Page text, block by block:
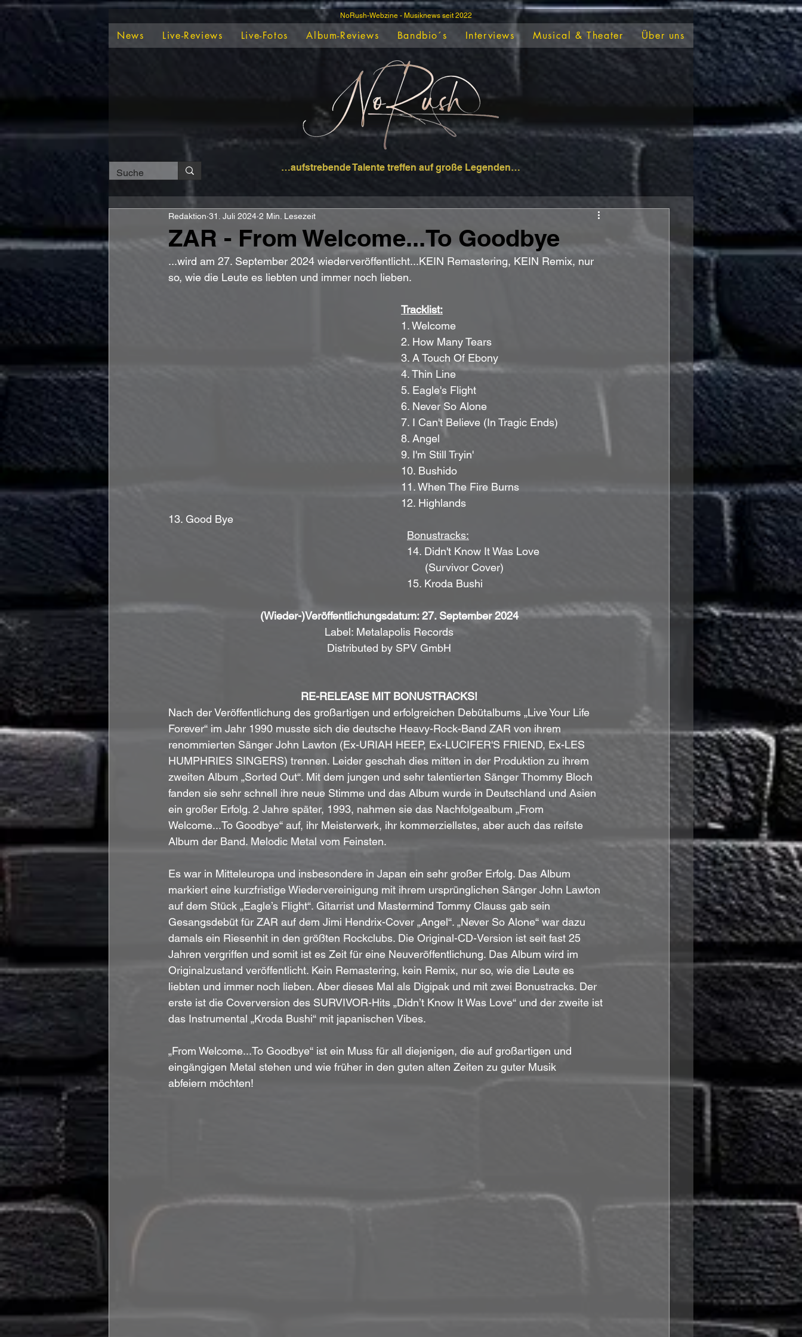
NoRush-Webzine - Musiknews seit 2022
News Live-Reviews Live-Fotos Album-Reviews Bandbio´s Interviews Musical & Theater Über uns
…aufstrebende Talente treffen auf große Legenden…
ZAR - From Welcome...To Goodbye
Redaktion 31. Juli 2024 2 Min. Lesezeit
...wird am 27. September 2024 wiederveröffentlicht...KEIN Remastering, KEIN Remix, nur
so, wie die Leute es liebten und immer noch lieben.
Tracklist:
1. Welcome
2. How Many Tears
3. A Touch Of Ebony
4. Thin Line
5. Eagle's Flight
6. Never So Alone
7. I Can't Believe (In Tragic Ends)
8. Angel
9. I'm Still Tryin'
10. Bushido
11. When The Fire Burns
12. Highlands
13. Good Bye
Bonustracks:
										14. Didn't Know It Was Love
										15. Kroda Bushi
(Wieder-)Veröffentlichungsdatum: 27. September 2024
Label: Metalapolis Records
Distributed by SPV GmbH
RE-RELEASE MIT BONUSTRACKS!
Nach der Veröffentlichung des großartigen und erfolgreichen Debütalbums „Live Your Life
Forever“ im Jahr 1990 musste sich die deutsche Heavy-Rock-Band ZAR von ihrem
renommierten Sänger John Lawton (Ex-URIAH HEEP, Ex-LUCIFER'S FRIEND, Ex-LES
HUMPHRIES SINGERS) trennen. Leider geschah dies mitten in der Produktion zu ihrem
zweiten Album „Sorted Out“. Mit dem jungen und sehr talentierten Sänger Thommy Bloch
fanden sie sehr schnell ihre neue Stimme und das Album wurde in Deutschland und Asien
ein großer Erfolg. 2 Jahre später, 1993, nahmen sie das Nachfolgealbum „From
Welcome...To Goodbye“ auf, ihr Meisterwerk, ihr kommerziellstes, aber auch das reifste
Album der Band. Melodic Metal vom Feinsten.
Es war in Mitteleuropa und insbesondere in Japan ein sehr großer Erfolg. Das Album
markiert eine kurzfristige Wiedervereinigung mit ihrem ursprünglichen Sänger John Lawton
auf dem Stück „Eagle’s Flight“. Gitarrist und Mastermind Tommy Clauss gab sein
Gesangsdebüt für ZAR auf dem Jimi Hendrix-Cover „Angel“. „Never So Alone“ war dazu
damals ein Riesenhit in den größten Rockclubs. Die Original-CD-Version ist seit fast 25
Jahren vergriffen und somit ist es Zeit für eine Neuveröffentlichung. Das Album wird im
Originalzustand veröffentlicht. Kein Remastering, kein Remix, nur so, wie die Leute es
liebten und immer noch lieben. Aber dieses Mal als Digipak und mit zwei Bonustracks. Der
erste ist die Coverversion des SURVIVOR-Hits „Didn’t Know It Was Love“ und der zweite ist
das Instrumental „Kroda Bushi“ mit japanischen Vibes.
„From Welcome...To Goodbye“ ist ein Muss für all diejenigen, die auf großartigen und
eingängigen Metal stehen und wie früher in den guten alten Zeiten zu guter Musik
abfeiern möchten!